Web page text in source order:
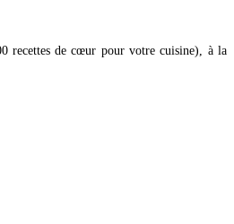
recettes de cœur pour votre cuisine), à la